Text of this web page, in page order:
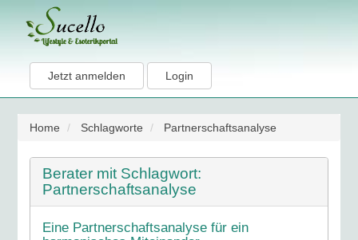
Jetzt anmelden Login
Home Schlagworte Partnerschaftsanalyse
Berater mit Schlagwort:
Partnerschaftsanalyse
Eine Partnerschaftsanalyse für ein